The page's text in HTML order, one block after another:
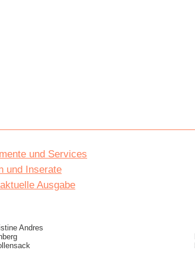
und Services
und Inserate
Ausgabe
Andres